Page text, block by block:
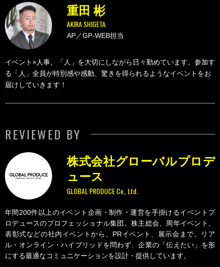
AKIRA SHIGETA
重田 彬
AP／GP-WEB担当
イベント×人事。「人」を大切にしながら日々勤めています。参加す
る「人」全員が特別感や感動、驚きを得られるようなイベントをお
届けしていきます！
REVIEWED BY
GLOBAL PRODUCE Co., Ltd.
株式会社グローバルプロデ
ュース
年間200件以上のイベント企画・制作・運営を手掛けるイベントプ
ロデュースのプロフェッショナル集団。株主総会、周年イベント、
表彰式などの社内イベントから、PRイベント、展示会まで、リア
ル・オンライン・ハイブリッドを問わず、企業の「伝えたい」を形
にする最適なコミュニケーションを設計・提供しています。